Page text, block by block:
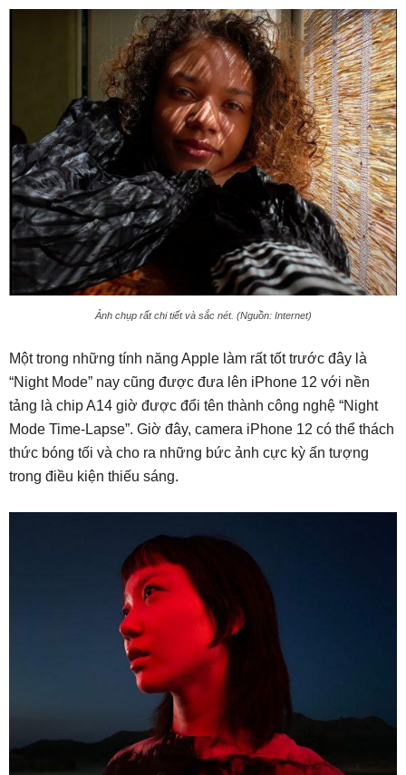
Ảnh chụp rất chi tiết và sắc nét. (Nguồn: Internet)
Một trong những tính năng Apple làm rất tốt trước đây là
“Night Mode” nay cũng được đưa lên iPhone 12 với nền
tảng là chip A14 giờ được đổi tên thành công nghệ “Night
Mode Time-Lapse”. Giờ đây, camera iPhone 12 có thể thách
thức bóng tối và cho ra những bức ảnh cực kỳ ấn tượng
trong điều kiện thiếu sáng.